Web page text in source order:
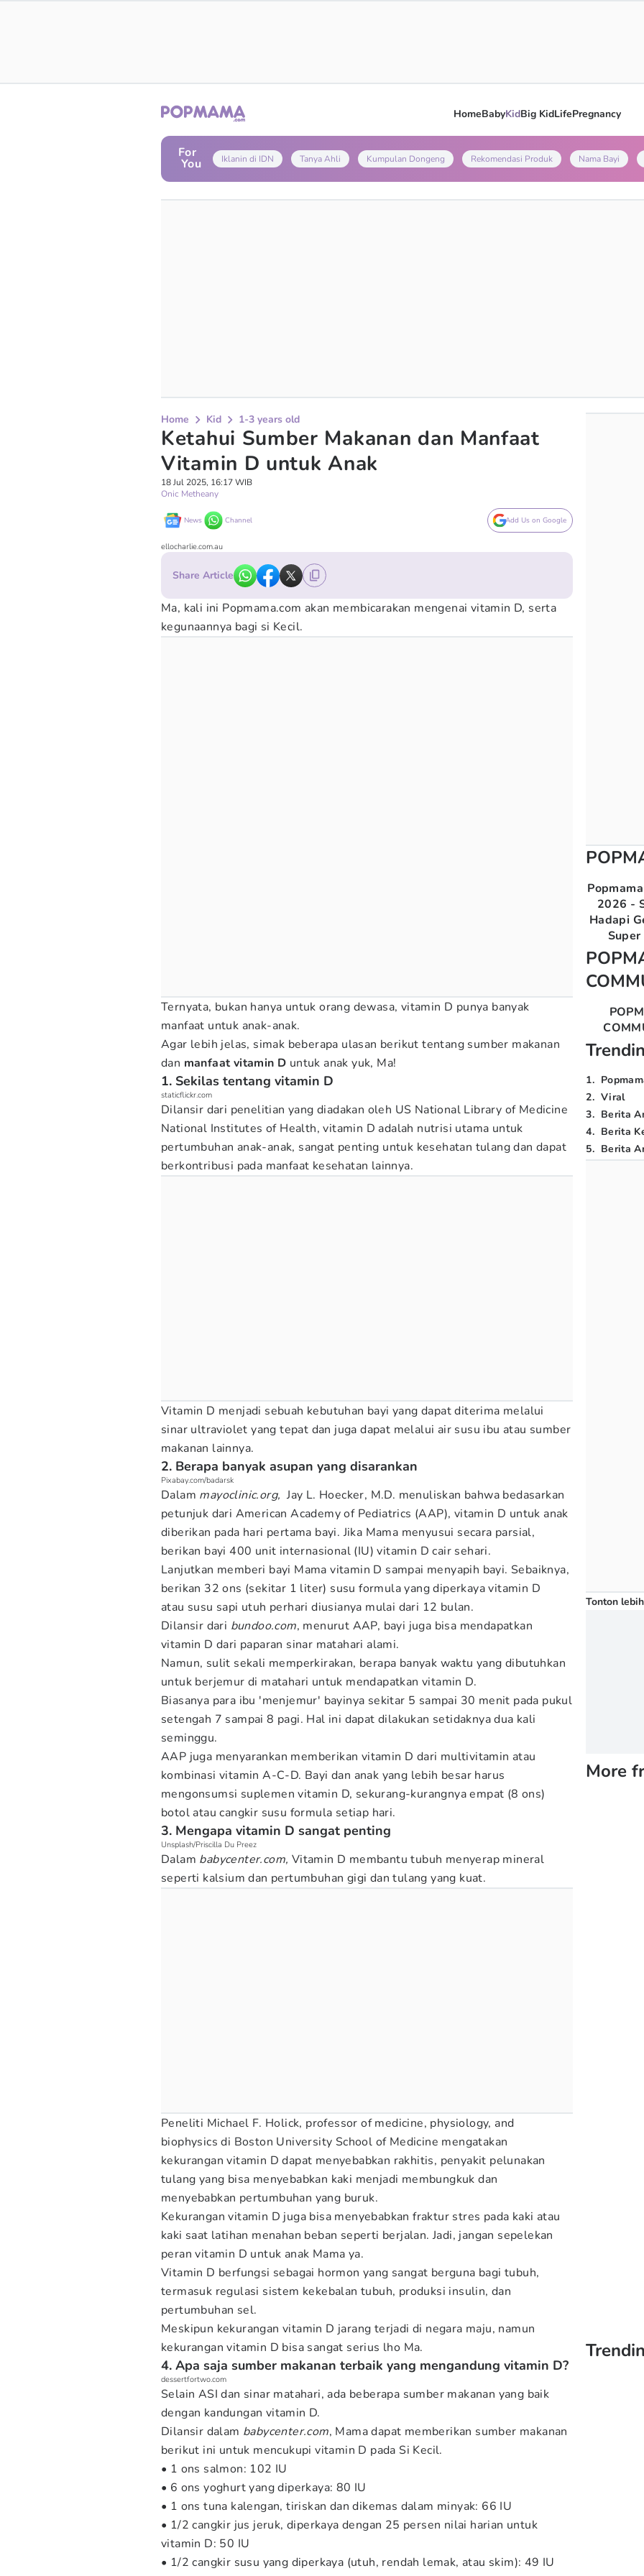
HomeBabyKidBig KidLifePregnancy
For
You Iklanin di IDN Tanya Ahli Kumpulan Dongeng Rekomendasi Produk Nama Bayi
Home Kid 1-3 years old
Ketahui Sumber Makanan dan Manfaat
Vitamin D untuk Anak
18 Jul 2025, 16:17 WIB
Onic Metheany
News Channel Add Us on Google
ellocharlie.com.au
Share Article
Ma, kali ini Popmama.com akan membicarakan mengenai vitamin D, serta
kegunaannya bagi si Kecil.
Ternyata, bukan hanya untuk orang dewasa, vitamin D punya banyak
manfaat untuk anak-anak.
Agar lebih jelas, simak beberapa ulasan berikut tentang sumber makanan
dan manfaat vitamin D untuk anak yuk, Ma!
1. Sekilas tentang vitamin D
staticflickr.com
Dilansir dari penelitian yang diadakan oleh US National Library of Medicine
National Institutes of Health, vitamin D adalah nutrisi utama untuk
pertumbuhan anak-anak, sangat penting untuk kesehatan tulang dan dapat
berkontribusi pada manfaat kesehatan lainnya.
Vitamin D menjadi sebuah kebutuhan bayi yang dapat diterima melalui
sinar ultraviolet yang tepat dan juga dapat melalui air susu ibu atau sumber
makanan lainnya.
2. Berapa banyak asupan yang disarankan
Pixabay.com/badarsk
Dalam mayoclinic.org, Jay L. Hoecker, M.D. menuliskan bahwa bedasarkan
petunjuk dari American Academy of Pediatrics (AAP), vitamin D untuk anak
diberikan pada hari pertama bayi. Jika Mama menyusui secara parsial,
berikan bayi 400 unit internasional (IU) vitamin D cair sehari.
Lanjutkan memberi bayi Mama vitamin D sampai menyapih bayi. Sebaiknya,
berikan 32 ons (sekitar 1 liter) susu formula yang diperkaya vitamin D
atau susu sapi utuh perhari diusianya mulai dari 12 bulan.
Dilansir dari bundoo.com, menurut AAP, bayi juga bisa mendapatkan
vitamin D dari paparan sinar matahari alami.
Namun, sulit sekali memperkirakan, berapa banyak waktu yang dibutuhkan
untuk berjemur di matahari untuk mendapatkan vitamin D.
Biasanya para ibu 'menjemur' bayinya sekitar 5 sampai 30 menit pada pukul
setengah 7 sampai 8 pagi. Hal ini dapat dilakukan setidaknya dua kali
seminggu.
AAP juga menyarankan memberikan vitamin D dari multivitamin atau
kombinasi vitamin A-C-D. Bayi dan anak yang lebih besar harus
mengonsumsi suplemen vitamin D, sekurang-kurangnya empat (8 ons)
botol atau cangkir susu formula setiap hari.
3. Mengapa vitamin D sangat penting
Unsplash/Priscilla Du Preez
Dalam babycenter.com, Vitamin D membantu tubuh menyerap mineral
seperti kalsium dan pertumbuhan gigi dan tulang yang kuat.
Peneliti Michael F. Holick, professor of medicine, physiology, and
biophysics di Boston University School of Medicine mengatakan
kekurangan vitamin D dapat menyebabkan rakhitis, penyakit pelunakan
tulang yang bisa menyebabkan kaki menjadi membungkuk dan
menyebabkan pertumbuhan yang buruk.
Kekurangan vitamin D juga bisa menyebabkan fraktur stres pada kaki atau
kaki saat latihan menahan beban seperti berjalan. Jadi, jangan sepelekan
peran vitamin D untuk anak Mama ya.
Vitamin D berfungsi sebagai hormon yang sangat berguna bagi tubuh,
termasuk regulasi sistem kekebalan tubuh, produksi insulin, dan
pertumbuhan sel.
Meskipun kekurangan vitamin D jarang terjadi di negara maju, namun
kekurangan vitamin D bisa sangat serius lho Ma.
4. Apa saja sumber makanan terbaik yang mengandung vitamin D?
dessertfortwo.com
Selain ASI dan sinar matahari, ada beberapa sumber makanan yang baik
dengan kandungan vitamin D.
Dilansir dalam babycenter.com, Mama dapat memberikan sumber makanan
berikut ini untuk mencukupi vitamin D pada Si Kecil.
• 1 ons salmon: 102 IU
• 6 ons yoghurt yang diperkaya: 80 IU
• 1 ons tuna kalengan, tiriskan dan dikemas dalam minyak: 66 IU
• 1/2 cangkir jus jeruk, diperkaya dengan 25 persen nilai harian untuk
vitamin D: 50 IU
• 1/2 cangkir susu yang diperkaya (utuh, rendah lemak, atau skim): 49 IU
2026 -
Hadapi
1.
2. Viral
3. Berita
4. Berita
5. Berita
Tonton
More